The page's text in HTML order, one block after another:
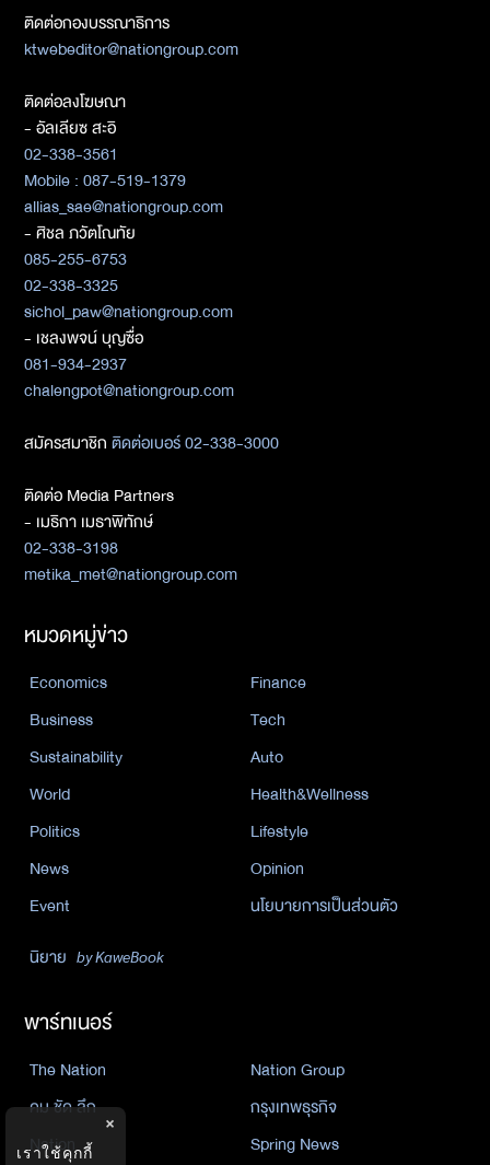
ติดต่อกองบรรณาธิการ
ktwebeditor@nationgroup.com
ติดต่อลงโฆษณา
- อัลเลียซ สะอิ
02-338-3561
Mobile : 087-519-1379
allias_sae@nationgroup.com
- ศิชล ภวัตโณทัย
085-255-6753
02-338-3325
sichol_paw@nationgroup.com
- เชลงพจน์ บุญซื่อ
081-934-2937
chalengpot@nationgroup.com
สมัครสมาชิกติดต่อเบอร์ 02-338-3000
ติดต่อ Media Partners
- เมธิกา เมธาพิทักษ์
02-338-3198
metika_met@nationgroup.com
หมวดหมู่ข่าว
Economics
Finance
Business
Tech
Sustainability
Auto
World
Health&Wellness
Politics
Lifestyle
News
Opinion
Event
นโยบายการเป็นส่วนตัว
นิยาย by KaweBook
พาร์ทเนอร์
The Nation
Nation Group
คม ชัด ลึก
กรุงเทพธุรกิจ
Nation
Spring News
×
เราใช้คุกกี้